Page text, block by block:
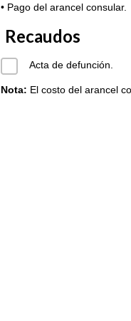
• Pago del arancel consular.
Recaudos
Acta de defunción.
Nota: El costo del arancel